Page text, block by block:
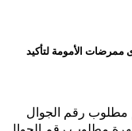
ممرضات الأمومة لتأكيد
مطلوب رقم الجوال